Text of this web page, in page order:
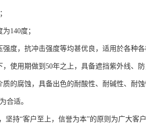
140度；
度，抗冲击强度等均甚优良，适用於各种各
使用期做到50年之上，具备遮挡紫外线、防
的腐蚀，具备出色的耐酸性、耐碱性、耐
合适。
坚持“客户至上，信誉为本”的原则为广大客